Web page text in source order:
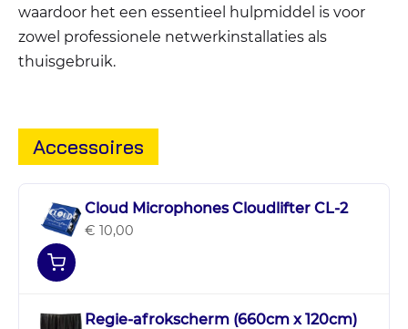
waardoor het een essentieel hulpmiddel is voor
zowel professionele netwerkinstallaties als
thuisgebruik.
Accessoires
Cloud Microphones Cloudlifter CL-2
€ 10,00
Regie-afrokscherm (660cm x 120cm)